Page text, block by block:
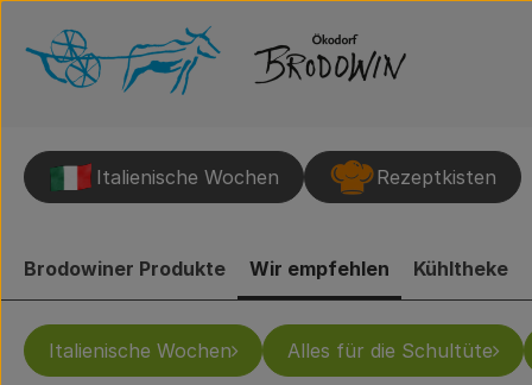
Italienische Wochen Rezeptkisten
Brodowiner Produkte Wir empfehlen Kühltheke
Italienische Wochen Alles für die Schultüte